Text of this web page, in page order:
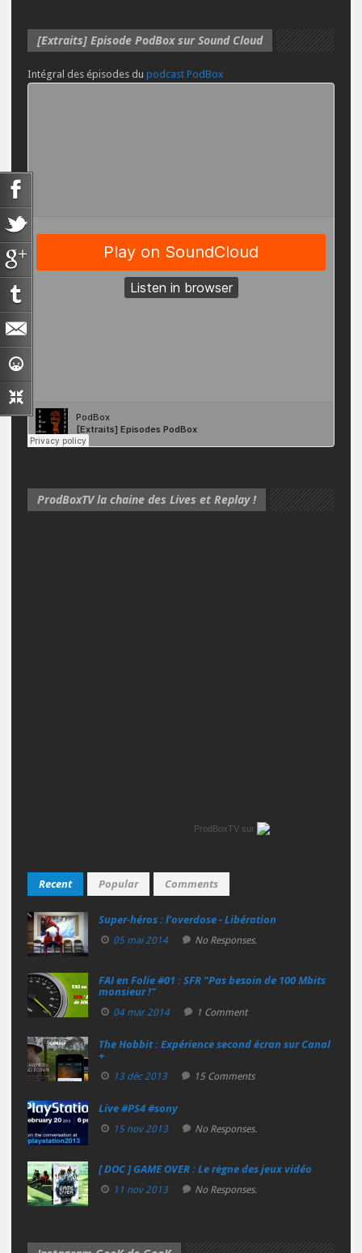
[Extraits] Episode PodBox sur Sound Cloud
Intégral des épisodes du podcast PodBox
ProdBoxTV la chaine des Lives et Replay !
ProdBoxTV sur
Recent Popular Comments
Super‑héros : l’overdose - Libération
05 mai 2014 No Responses.
FAI en Folie #01 : SFR "Pas besoin de 100 Mbits
monsieur !"
04 mar 2014 1 Comment
The Hobbit : Expérience second écran sur Canal
+
13 déc 2013 15 Comments
Live #PS4 #sony
15 nov 2013 No Responses.
[ DOC ] GAME OVER : Le règne des jeux vidéo
11 nov 2013 No Responses.